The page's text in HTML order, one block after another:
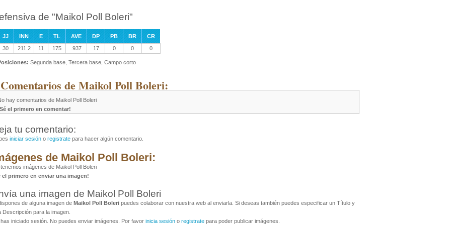
de "Maikol Poll Boleri"
JJ INN E TL AVE DP PB BR
CR
30
211.2 11 175 .937 17 0 0 0
Segunda base, Tercera base, Campo corto
de Maikol Poll Boleri:
hay comentarios de Maikol Poll Boleri
el primero en comentar!
tu comentario:
iniciar sesión o registrate para hacer algún comentario.
de Maikol Poll Boleri:
imágenes de Maikol Poll Boleri
el primero en enviar una imagen!
una imagen de Maikol Poll Boleri
de alguna imagen de Maikol Poll Boleri puedes colaborar con nuestra web al enviarla. Si deseas también puedes especificar un Título y
Descripción para la imagen.
iniciado sesión. No puedes enviar imágenes. Por favor inicia sesión o registrate para poder publicar imágenes.